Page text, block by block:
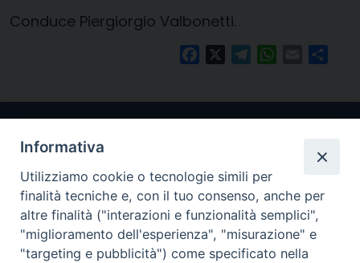
Conduce Piergiorgio Valbonetti.
FacebookTelegramWhatsApp
Email
Arcidiocesi di Ravenna-Cervia
Informativa
Utilizziamo cookie o tecnologie simili per
finalità tecniche e, con il tuo consenso, anche per
altre finalità ("interazioni e funzionalità semplici",
"miglioramento dell'esperienza", "misurazione" e
"targeting e pubblicità") come specificato nella